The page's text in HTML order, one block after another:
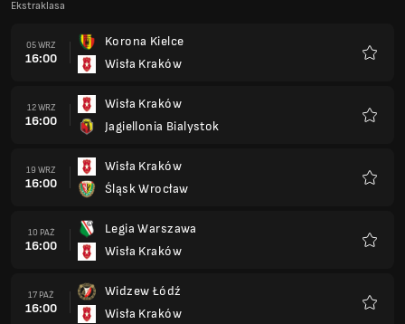
Ekstraklasa
05 WRZ
16:00
Korona Kielce
Wisła Kraków
12 WRZ
16:00
Wisła Kraków
Jagiellonia Bialystok
19 WRZ
16:00
Wisła Kraków
Śląsk Wrocław
10 PAŹ
16:00
Legia Warszawa
Wisła Kraków
17 PAŹ
16:00
Widzew Łódź
Wisła Kraków